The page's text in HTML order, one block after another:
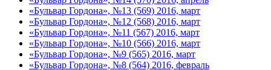
«Бульвар Гордона», №13 (569) 2016, март
«Бульвар Гордона», №12 (568) 2016, март
«Бульвар Гордона», №11 (567) 2016, март
«Бульвар Гордона», №10 (566) 2016, март
«Бульвар Гордона», №9 (565) 2016, март
«Бульвар Гордона», №8 (564) 2016, февраль